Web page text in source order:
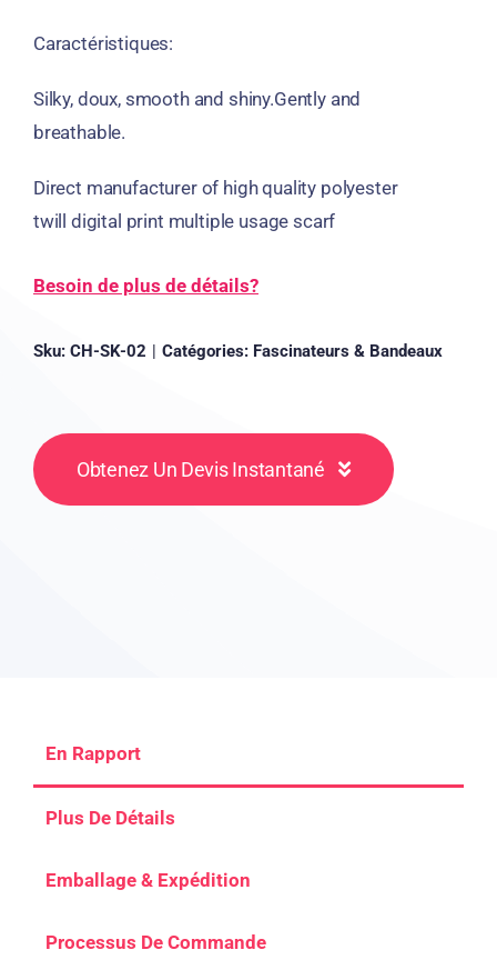
Caractéristiques:
Silky, doux, smooth and shiny.Gently and
breathable.
Direct manufacturer of high quality polyester
twill digital print multiple usage scarf
Besoin de plus de détails?
Sku: CH-SK-02 | Catégories: Fascinateurs & Bandeaux
Obtenez Un Devis Instantané
En Rapport
Plus De Détails
Emballage & Expédition
Processus De Commande